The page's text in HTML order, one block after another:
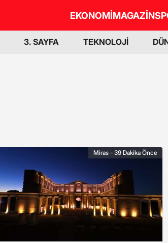
EKONOMİMAGAZİN
3. SAYFA TEKNOLOJİ
Miras - 39 Dakika Önce